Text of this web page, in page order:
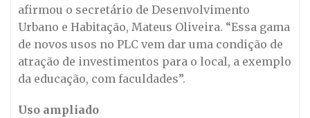
afirmou o secretário de Desenvolvimento
Urbano e Habitação, Mateus Oliveira. “Essa gama
de novos usos no PLC vem dar uma condição de
atração de investimentos para o local, a exemplo
da educação, com faculdades”.
Uso ampliado